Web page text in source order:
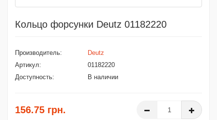
Кольцо форсунки Deutz 01182220
Производитель:
Deutz
Артикул:
01182220
Доступность:
В наличии
156.75 грн.